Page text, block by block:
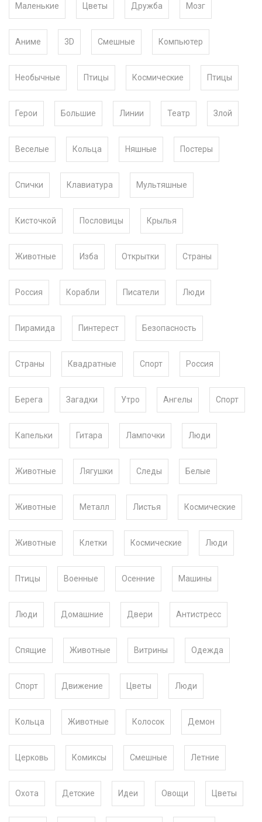
Маленькие Цветы Дружба Мозг
Аниме 3D Смешные Компьютер
Необычные Птицы Космические Птицы
Герои Большие Линии Театр Злой
Веселые Кольца Няшные Постеры
Спички Клавиатура Мультяшные
Кисточкой Пословицы Крылья
Животные Изба Открытки Страны
Россия Корабли Писатели Люди
Пирамида Пинтерест Безопасность
Страны Квадратные Спорт Россия
Берега Загадки Утро Ангелы Спорт
Капельки Гитара Лампочки Люди
Животные Лягушки Следы Белые
Животные Металл Листья Космические
Животные Клетки Космические Люди
Птицы Военные Осенние Машины
Люди Домашние Двери Антистресс
Спящие Животные Витрины Одежда
Спорт Движение Цветы Люди
Кольца Животные Колосок Демон
Церковь Комиксы Смешные Летние
Охота Детские Идеи Овощи Цветы